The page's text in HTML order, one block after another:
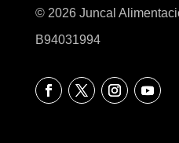
© 2026 Juncal
B94031994